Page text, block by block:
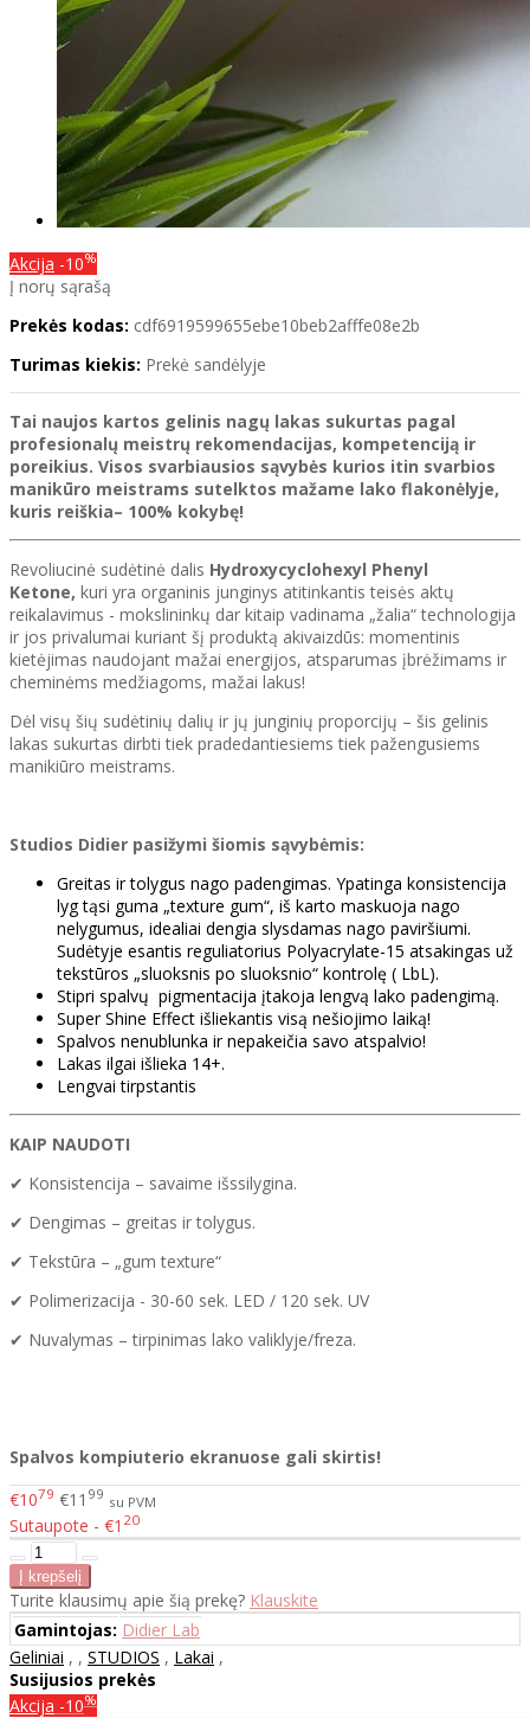
Akcija -10%
Į norų sąrašą
Prekės kodas: cdf6919599655ebe10beb2afffe08e2b
Turimas kiekis: Prekė sandėlyje
Tai naujos kartos gelinis nagų lakas sukurtas pagal
profesionalų meistrų rekomendacijas, kompetenciją ir
poreikius. Visos svarbiausios sąvybės kurios itin svarbios
manikūro meistrams sutelktos mažame lako flakonėlyje,
kuris reiškia– 100% kokybę!
Revoliucinė sudėtinė dalis Hydroxycyclohexyl Phenyl
Ketone, kuri yra organinis junginys atitinkantis teisės aktų
reikalavimus - mokslininkų dar kitaip vadinama „žalia“ technologija
ir jos privalumai kuriant šį produktą akivaizdūs: momentinis
kietėjimas naudojant mažai energijos, atsparumas įbrėžimams ir
cheminėms medžiagoms, mažai lakus!
Dėl visų šių sudėtinių dalių ir jų junginių proporcijų – šis gelinis
lakas sukurtas dirbti tiek pradedantiesiems tiek pažengusiems
manikiūro meistrams.
Studios Didier pasižymi šiomis sąvybėmis:
Greitas ir tolygus nago padengimas. Ypatinga konsistencija
lyg tąsi guma „texture gum“, iš karto maskuoja nago
nelygumus, idealiai dengia slysdamas nago paviršiumi.
Sudėtyje esantis reguliatorius Polyacrylate-15 atsakingas už
tekstūros „sluoksnis po sluoksnio“ kontrolę ( LbL).
Stipri spalvų pigmentacija įtakoja lengvą lako padengimą.
Super Shine Effect išliekantis visą nešiojimo laiką!
Spalvos nenublunka ir nepakeičia savo atspalvio!
Lakas ilgai išlieka 14+.
Lengvai tirpstantis
KAIP NAUDOTI
✔ Konsistencija – savaime išssilygina.
✔ Dengimas – greitas ir tolygus.
✔ Tekstūra – „gum texture“
✔ Polimerizacija - 30-60 sek. LED / 120 sek. UV
✔ Nuvalymas – tirpinimas lako valiklyje/freza.
Spalvos kompiuterio ekranuose gali skirtis!
€1079 €11 99 su PVM
Sutaupote - €1 20
Turite klausimų apie šią prekę? Klauskite
Gamintojas: Didier Lab
Geliniai , , STUDIOS , Lakai ,
Susijusios prekės
Akcija -10%